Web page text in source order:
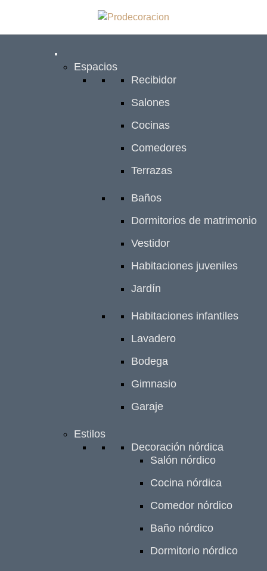
l
Espacios
Recibidor
Salones
Cocinas
Comedores
Terrazas
Baños
Dormitorios de matrimonio
Vestidor
Habitaciones juveniles
Jardín
Habitaciones infantiles
Lavadero
Bodega
Gimnasio
Garaje
Estilos
Decoración nórdica
Salón nórdico
Cocina nórdica
Comedor nórdico
Baño nórdico
Dormitorio nórdico